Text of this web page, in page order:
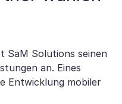
SaM Solutions seinen
an. Eines
Entwicklung mobiler